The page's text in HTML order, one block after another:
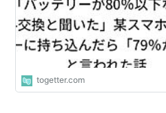
togetter.com